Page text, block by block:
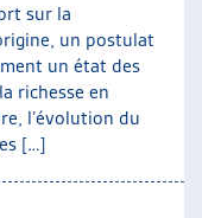
sur la
un postulat
un état des
richesse en
l’évolution du
[…]